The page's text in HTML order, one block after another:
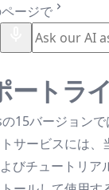
ージで
ートラ
15バージョン
サービスには
びチュートリ